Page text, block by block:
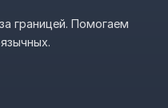
границей. Помогаем